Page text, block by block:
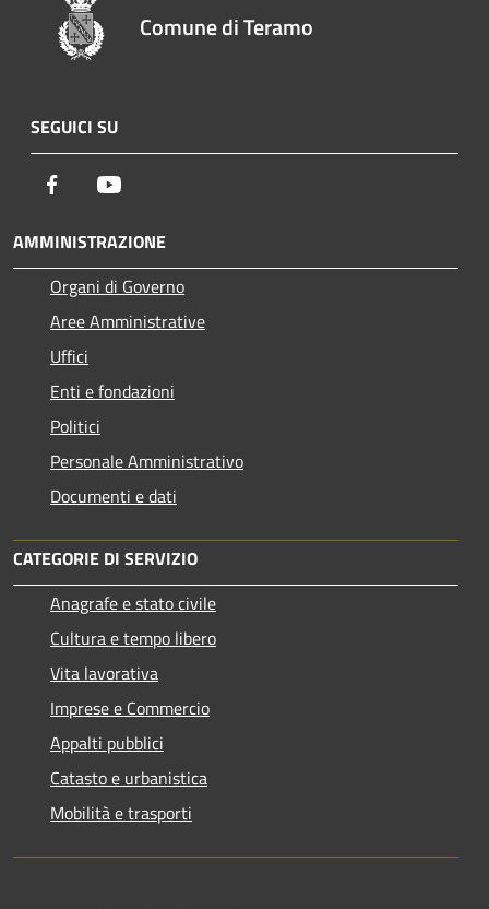
Comune di Teramo
SEGUICI SU
Facebook
AMMINISTRAZIONE
Organi di Governo
Aree Amministrative
Uffici
Enti e fondazioni
Politici
Personale Amministrativo
Documenti e dati
CATEGORIE DI SERVIZIO
Anagrafe e stato civile
Cultura e tempo libero
Vita lavorativa
Imprese e Commercio
Appalti pubblici
Catasto e urbanistica
Mobilità e trasporti